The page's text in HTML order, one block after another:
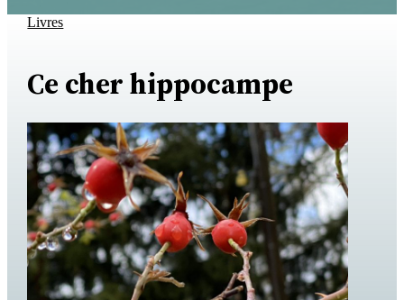
Livres
Ce cher hippocampe